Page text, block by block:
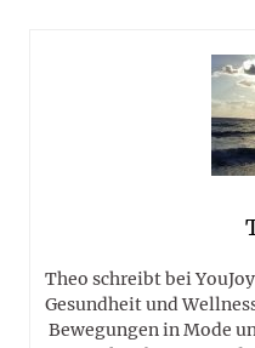
Theo schreibt bei
Gesundheit und
Bewegungen in Mode